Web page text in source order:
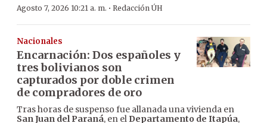
Agosto 7, 2026 10:21 a. m. · Redacción ÚH
Nacionales
Encarnación: Dos españoles y
tres bolivianos son
capturados por doble crimen
de compradores de oro
Tras horas de suspenso fue allanada una vivienda en
San Juan del Paraná, en el Departamento de Itapúa,